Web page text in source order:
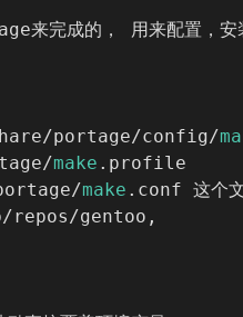
来完成的， 用来配置，
portage/config/
make .profile
make .conf 这个
repos/gentoo,